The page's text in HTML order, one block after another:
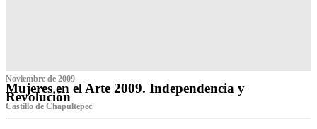
Noviembre de 2009
Mujeres en el Arte 2009. Independencia y
Revolución
Castillo de Chapultepec